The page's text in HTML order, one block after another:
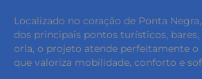
Localizado no coração de Ponta
dos principais pontos turísticos, bares,
orla, o projeto atende perfeitamente
que valoriza mobilidade, conforto e